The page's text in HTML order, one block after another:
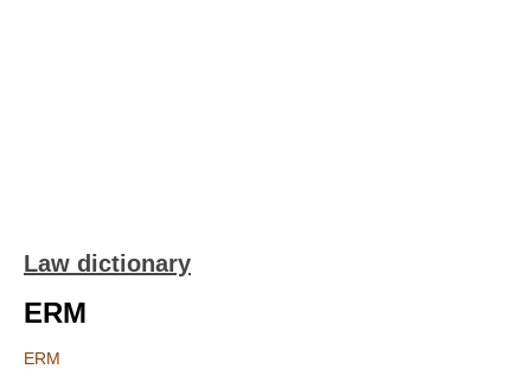
Law dictionary
ERM
ERM